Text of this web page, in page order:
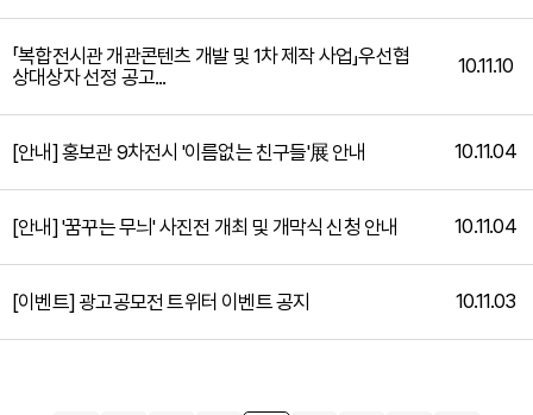
「복합전시관 개관콘텐츠 개발 및 1차 제작 사업」우선협
상대상자 선정 공고...
10.11.10
[안내] 홍보관 9차전시 '이름없는 친구들'展 안내 10.11.04
[안내] '꿈꾸는 무늬' 사진전 개최 및 개막식 신청 안내 10.11.04
[이벤트] 광고공모전 트위터 이벤트 공지 10.11.03